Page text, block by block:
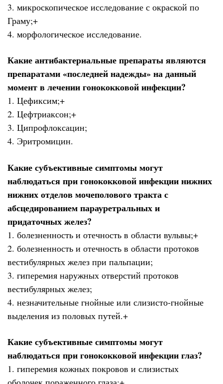
3. микроскопическое исследование с окраской по
Граму;+
4. морфологическое исследование.
Какие антибактериальные препараты являются
препаратами «последней надежды» на данный
момент в лечении гонококковой инфекции?
1. Цефиксим;+
2. Цефтриаксон;+
3. Ципрофлоксацин;
4. Эритромицин.
Какие субъективные симптомы могут
наблюдаться при гонококковой инфекции нижних
нижних отделов мочеполового тракта с
абсцедированием парауретральных и
придаточных желез?
1. болезненность и отечность в области вульвы;+
2. болезненность и отечность в области протоков
вестибулярных желез при пальпации;
3. гиперемия наружных отверстий протоков
вестибулярных желез;
4. незначительные гнойные или слизисто-гнойные
выделения из половых путей.+
Какие субъективные симптомы могут
наблюдаться при гонококковой инфекции глаз?
1. гиперемия кожных покровов и слизистых